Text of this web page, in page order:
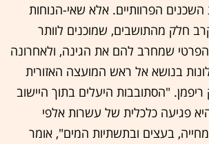
הפרוותיים. אלא שאי-הנוחות
חלק מהתושבים, שמוכנים לוותר
הפרטי שמחרב להם את הגינה, ולאחרונה
בנושא אל ראש המועצה האזורית
"הסתובבות היעלים בתוך היישוב
פגיעה כלכלית של עשרות אלפי
בעצים ובתשתיות המים", אומר